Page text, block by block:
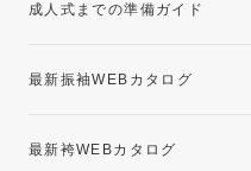
成人式までの準備ガイド
最新振袖WEBカタログ
最新袴WEBカタログ